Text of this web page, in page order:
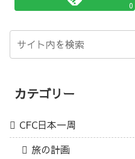
0
カテゴリー
CFC日本一周
旅の計画